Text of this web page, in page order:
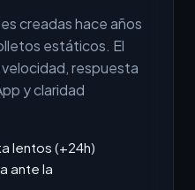
creadas hace años
estáticos. El
respuesta
y claridad
lentos (+24h)
ante la